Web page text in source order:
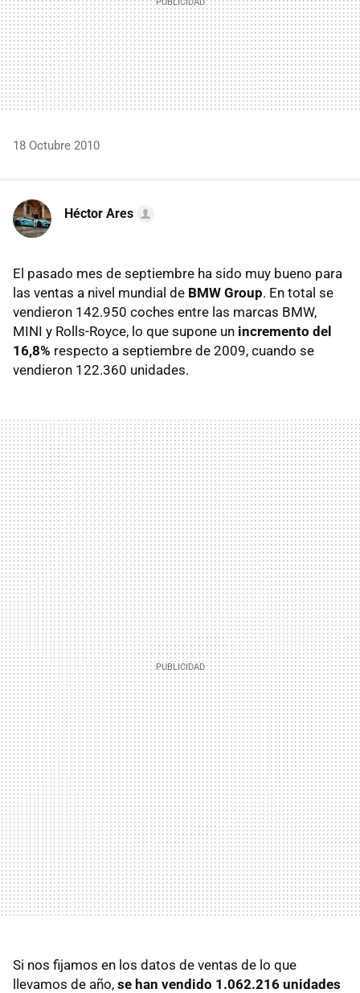
18 Octubre 2010
Héctor Ares
El pasado mes de septiembre ha sido muy bueno para
las ventas a nivel mundial de BMW Group. En total se
vendieron 142.950 coches entre las marcas BMW,
MINI y Rolls-Royce, lo que supone un incremento del
16,8% respecto a septiembre de 2009, cuando se
vendieron 122.360 unidades.
Si nos fijamos en los datos de ventas de lo que
llevamos de año, se han vendido 1.062.216 unidades